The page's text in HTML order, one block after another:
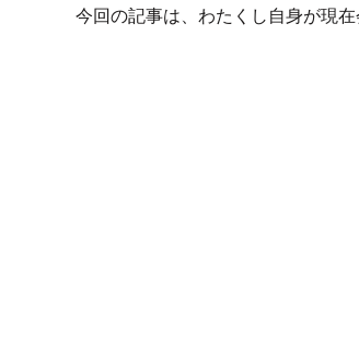
今回の記事は、わたくし自身が現